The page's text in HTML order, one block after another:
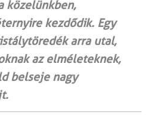
közelünkben,
kezdődik. Egy
arra utal,
az el­mé­le­tek­nek,
belseje nagy